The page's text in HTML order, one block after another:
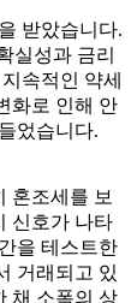
받았습니다.
실성과 금리
속적인 약세
화로 인해 안
었습니다.
혼조세를 보
신호가 나타
을 테스트한
거래되고 있
채 소폭의 상